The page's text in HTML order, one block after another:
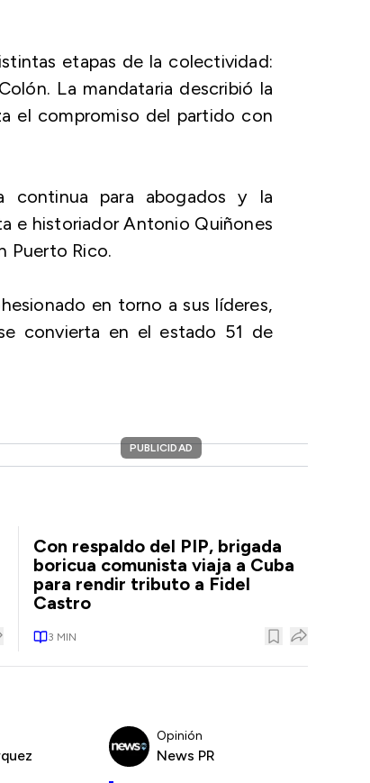
etapas de la colectividad:
La mandataria describió la
el compromiso del partido con
continua para abogados y la
e historiador Antonio Quiñones
Puerto Rico.
en torno a sus líderes,
convierta en el estado 51 de
PUBLICIDAD
Con respaldo del PIP, brigada
boricua comunista viaja a Cuba
para rendir tributo a Fidel
Castro
3 MIN
Opinión
News PR